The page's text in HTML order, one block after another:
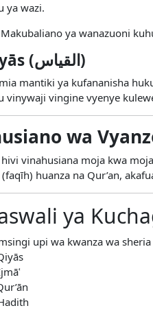
ya wazi.
ya wanazuoni
Qiyās (القياس)
mantiki ya kufananisha
vinywaji vingine vyenye
wa
hivi vinahusiana moja kwa
huanza na Qur’an,
ya
upi wa kwanza wa sheria